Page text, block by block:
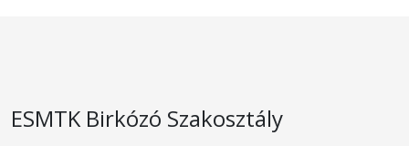
ESMTK Birkózó Szakosztály